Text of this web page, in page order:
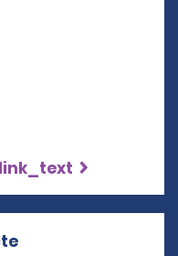
Opens in a new